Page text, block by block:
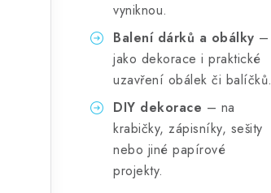
vyniknou.
Balení dárků a obálky –
jako dekorace i praktické
uzavření obálek či balíčků.
DIY dekorace – na
krabičky, zápisníky, sešity
nebo jiné papírové
projekty.